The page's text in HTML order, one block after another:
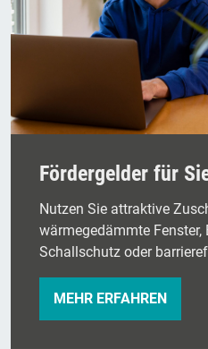
Fördergelder für
Nutzen Sie attraktive
wärmegedämmte Fenster,
Schallschutz oder
MEHR ERFAHREN